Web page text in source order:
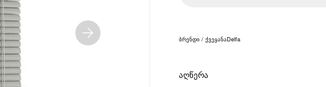
ბრენდი / ქვეყანაDelfa
აღწერა